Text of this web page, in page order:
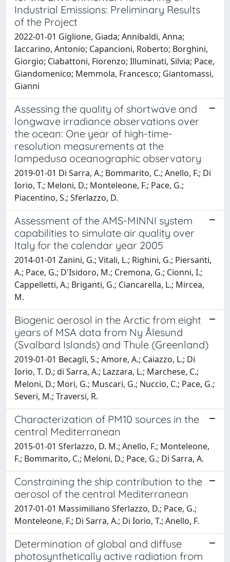
Industrial Emissions: Preliminary Results
of the Project
2022-01-01 Giglione, Giada; Annibaldi, Anna;
Iaccarino, Antonio; Capancioni, Roberto; Borghini,
Giorgio; Ciabattoni, Fiorenzo; Illuminati, Silvia; Pace,
Giandomenico; Memmola, Francesco; Giantomassi,
Gianni
Assessing the quality of shortwave and
longwave irradiance observations over
the ocean: One year of high-time-
resolution measurements at the
lampedusa oceanographic observatory
2019-01-01 Di Sarra, A.; Bommarito, C.; Anello, F.; Di
Iorio, T.; Meloni, D.; Monteleone, F.; Pace, G.;
Piacentino, S.; Sferlazzo, D.
Assessment of the AMS-MINNI system
capabilities to simulate air quality over
Italy for the calendar year 2005
2014-01-01 Zanini, G.; Vitali, L.; Righini, G.; Piersanti,
A.; Pace, G.; D'Isidoro, M.; Cremona, G.; Cionni, I.;
Cappelletti, A.; Briganti, G.; Ciancarella, L.; Mircea,
M.
Biogenic aerosol in the Arctic from eight
years of MSA data from Ny Ålesund
(Svalbard Islands) and Thule (Greenland)
2019-01-01 Becagli, S.; Amore, A.; Caiazzo, L.; Di
Iorio, T. D.; di Sarra, A.; Lazzara, L.; Marchese, C.;
Meloni, D.; Mori, G.; Muscari, G.; Nuccio, C.; Pace, G.;
Severi, M.; Traversi, R.
Characterization of PM10 sources in the
central Mediterranean
2015-01-01 Sferlazzo, D. M.; Anello, F.; Monteleone,
F.; Bommarito, C.; Meloni, D.; Pace, G.; Di Sarra, A.
Constraining the ship contribution to the
aerosol of the central Mediterranean
2017-01-01 Massimiliano Sferlazzo, D.; Pace, G.;
Monteleone, F.; Di Sarra, A.; Di Iorio, T.; Anello, F.
Determination of global and diffuse
photosynthetically active radiation from